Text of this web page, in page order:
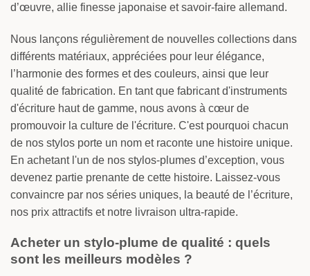
d’œuvre, allie finesse japonaise et savoir-faire allemand.
Nous lançons régulièrement de nouvelles collections dans
différents matériaux, appréciées pour leur élégance,
l’harmonie des formes et des couleurs, ainsi que leur
qualité de fabrication. En tant que fabricant d'instruments
d'écriture haut de gamme, nous avons à cœur de
promouvoir la culture de l'écriture. C'est pourquoi chacun
de nos stylos porte un nom et raconte une histoire unique.
En achetant l'un de nos stylos-plumes d’exception, vous
devenez partie prenante de cette histoire. Laissez-vous
convaincre par nos séries uniques, la beauté de l’écriture,
nos prix attractifs et notre livraison ultra-rapide.
Acheter un stylo-plume de qualité : quels
sont les meilleurs modèles ?